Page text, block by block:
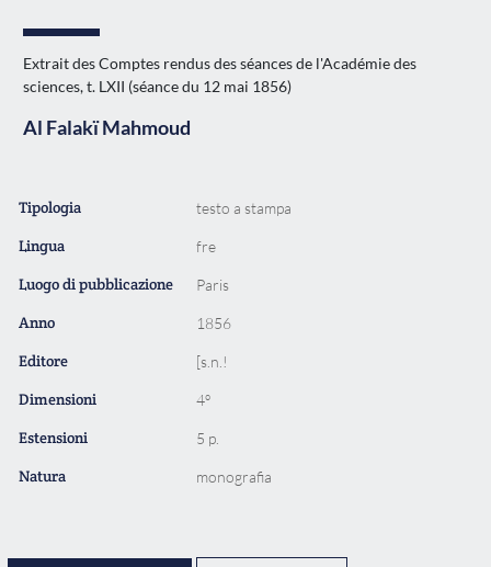
Extrait des Comptes rendus des séances de l'Académie des
sciences, t. LXII (séance du 12 mai 1856)
Al Falakï Mahmoud
Tipologia testo a stampa
Lingua fre
Luogo di pubblicazione Paris
Anno 1856
Editore [s.n.!
Dimensioni 4º
Estensioni 5 p.
Natura monografia